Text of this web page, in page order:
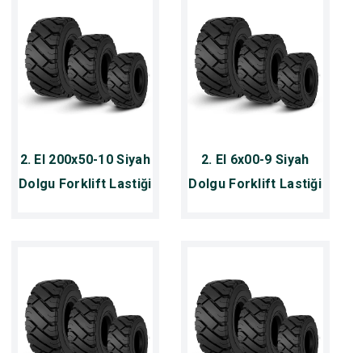
2. El 200x50-10 Siyah
Dolgu Forklift Lastiği
2. El 6x00-9 Siyah
Dolgu Forklift Lastiği